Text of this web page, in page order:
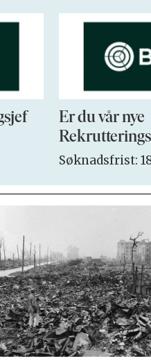
Er du vår nye
Søknadsfrist: